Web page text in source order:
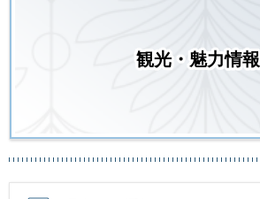
観光・魅力情報